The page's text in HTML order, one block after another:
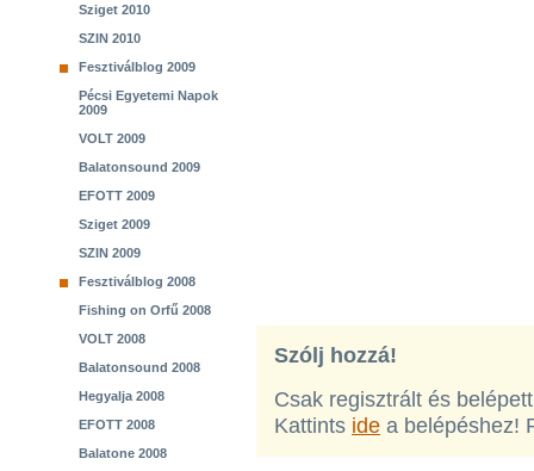
Sziget 2010
SZIN 2010
Fesztiválblog 2009
Pécsi Egyetemi Napok
2009
VOLT 2009
Balatonsound 2009
EFOTT 2009
Sziget 2009
SZIN 2009
Fesztiválblog 2008
Fishing on Orfű 2008
VOLT 2008
Balatonsound 2008
Hegyalja 2008
EFOTT 2008
Balatone 2008
Szólj hozzá!
Csak regisztrált és
Kattints ide a belépéshez!